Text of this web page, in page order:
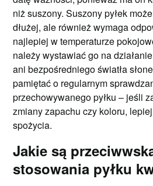
niż suszony. Suszony pyłek
dłużej, ale również wymaga
najlepiej w temperaturze
należy wystawiać go na
ani bezpośredniego światła
pamiętać o regularnym
przechowywanego pyłku – jeśli
zmiany zapachu czy koloru,
spożycia.
Jakie są
stosowania pyłku